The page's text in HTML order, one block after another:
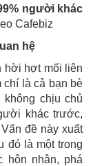
người khác
Cafebiz
hệ
hời hợt mối liên
chí là cả bạn bè
chịu chủ
khác trước,
đề này xuất
đó là một trong
hôn nhân, phá